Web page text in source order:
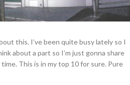
this. I’ve been quite busy lately so I
about a part so I’m just gonna share
This is in my top 10 for sure. Pure